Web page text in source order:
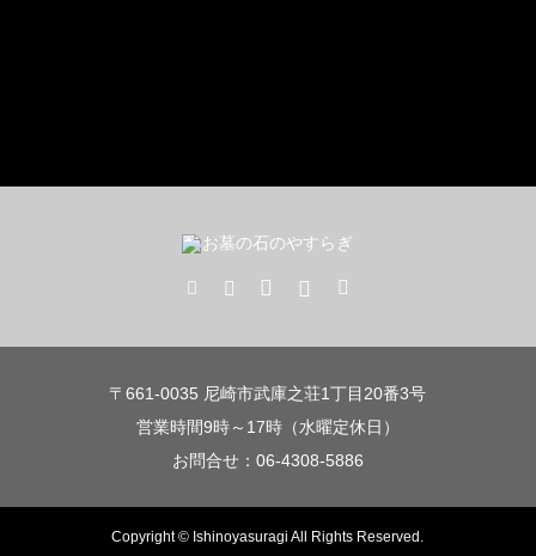
〒661-0035 尼崎市武庫之荘1丁目20番3号
営業時間9時～17時（水曜定休日）
お問合せ：06-4308-5886
Copyright © Ishinoyasuragi All Rights Reserved.